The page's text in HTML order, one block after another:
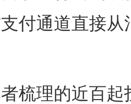
付通道直接
梳理的近百